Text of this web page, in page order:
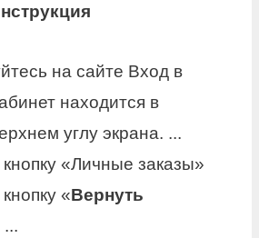
на сайте Вход в
находится в
углу экрана. ...
«Личные заказы»
«Вернуть
...